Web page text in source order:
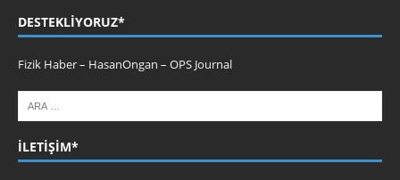
DESTEKLIYORUZ*
Fizik Haber– HasanOngan – OPS Journal
İLETIŞIM*